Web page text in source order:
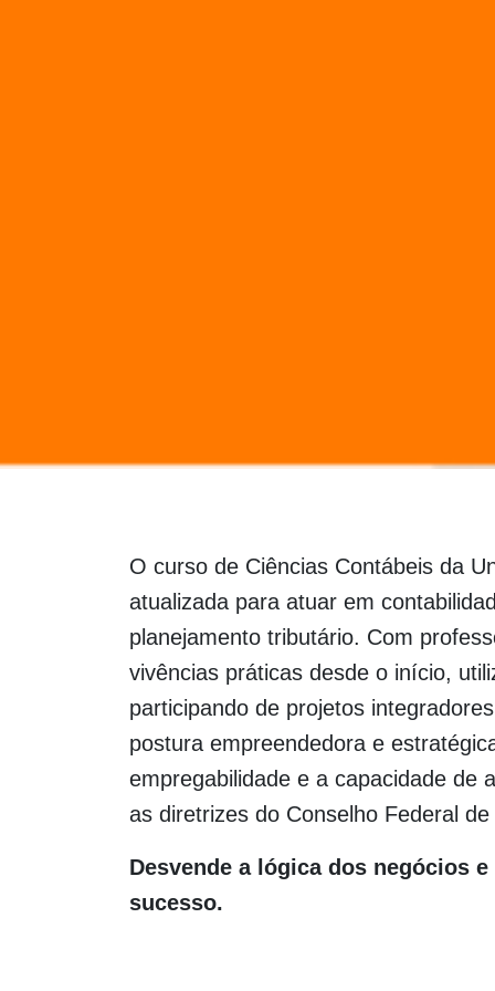
O curso de Ciências Contábeis da
atualizada para atuar em
planejamento tributário. Com
vivências práticas desde o início,
participando de projetos
postura empreendedora e
empregabilidade e a capacidade de
as diretrizes do Conselho Federal
Desvende a lógica dos negócios
sucesso.